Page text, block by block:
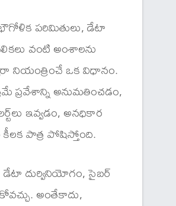
పరిమితులు, డేటా
వంటి అంశాలను
నియంత్రించే ఒక విధానం.
ప్రవేశాన్ని అనుమతించడం,
ఇవ్వడం, అనధికార
కీలక పాత్ర పోషిస్తోంది.
డేటా దుర్వినియోగం, సైబర్
అంతేకాదు,